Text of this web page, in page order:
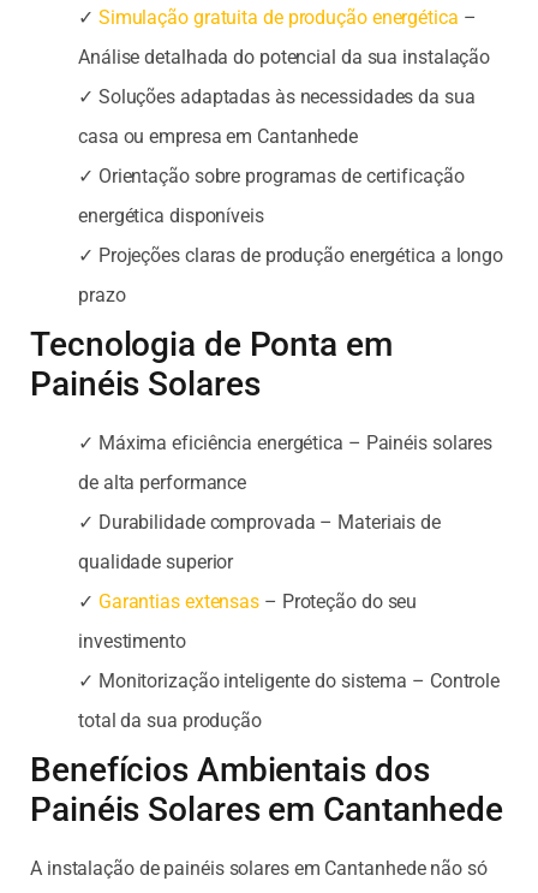
✓ Simulação gratuita de produção energética –
Análise detalhada do potencial da sua instalação
✓ Soluções adaptadas às necessidades da sua
casa ou empresa em Cantanhede
✓ Orientação sobre programas de certificação
energética disponíveis
✓ Projeções claras de produção energética a longo
prazo
Tecnologia de Ponta em
Painéis Solares
✓ Máxima eficiência energética – Painéis solares
de alta performance
✓ Durabilidade comprovada – Materiais de
qualidade superior
✓ Garantias extensas – Proteção do seu
investimento
✓ Monitorização inteligente do sistema – Controle
total da sua produção
Benefícios Ambientais dos
Painéis Solares em Cantanhede
A instalação de painéis solares em Cantanhede não só